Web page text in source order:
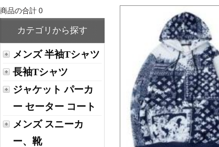
商品の合計 0
カテゴリから探す
メンズ 半袖Tシャツ
長袖Tシャツ
ジャケット パーカ
ー セーター コート
メンズ スニーカ
ー、靴